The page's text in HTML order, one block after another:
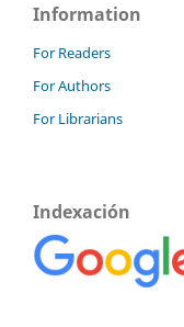
Information
For Readers
For Authors
For Librarians
Indexación